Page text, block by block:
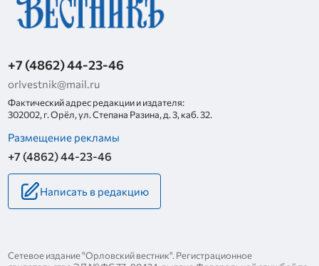
+7 (4862) 44-23-46
orlvestnik@mail.ru
Фактический адрес редакции и издателя:
302002, г. Орёл, ул. Степана Разина, д. 3, каб. 32.
Размещение рекламы
+7 (4862) 44-23-46
Написать в редакцию
Сетевое издание "Орловский вестник". Регистрационное